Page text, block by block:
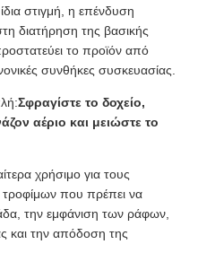
στιγμή, η επένδυση
διατήρηση της βασικής
το προϊόν από
συνθήκες συσκευασίας.
Σφραγίστε το δοχείο,
αέριο και μειώστε το
χρήσιμο για τους
που πρέπει να
την εμφάνιση των ράφων,
και την απόδοση της